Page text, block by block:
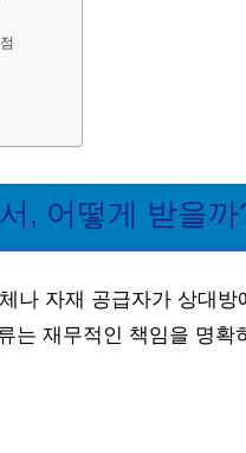
, 어떻게 받을까
나 자재 공급자가 상대
는 재무적인 책임을 명